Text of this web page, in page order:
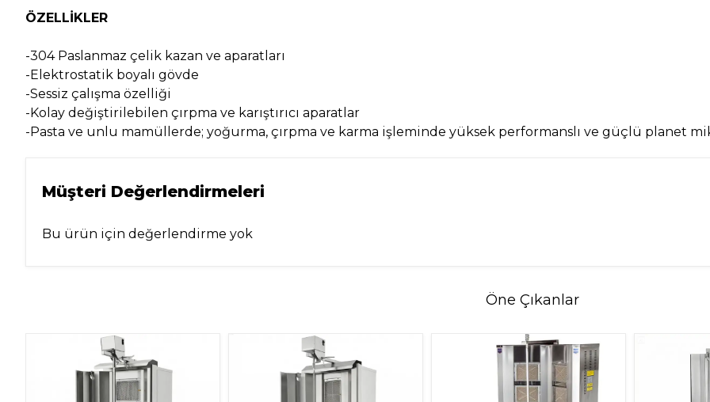
ÖZELLİKLER
-304 Paslanmaz çelik kazan ve aparatları
-Elektrostatik boyalı gövde
-Sessiz çalışma özelliği
-Kolay değiştirilebilen çırpma ve karıştırıcı aparatlar
-Pasta ve unlu mamüllerde; yoğurma, çırpma ve karma işleminde yüksek performanslı ve güçlü planet
Müşteri Değerlendirmeleri
Bu ürün için değerlendirme yok
Öne Çıkanlar